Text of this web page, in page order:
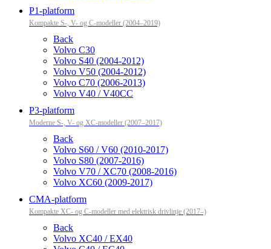
P1-platform
Kompakte S-, V- og C-modeller (2004–2019)
Back
Volvo C30
Volvo S40 (2004-2012)
Volvo V50 (2004-2012)
Volvo C70 (2006-2013)
Volvo V40 / V40CC
P3-platform
Moderne S-, V- og XC-modeller (2007–2017)
Back
Volvo S60 / V60 (2010-2017)
Volvo S80 (2007-2016)
Volvo V70 / XC70 (2008-2016)
Volvo XC60 (2009-2017)
CMA-platform
Kompakte XC- og C-modeller med elektrisk drivlinje (2017–)
Back
Volvo XC40 / EX40